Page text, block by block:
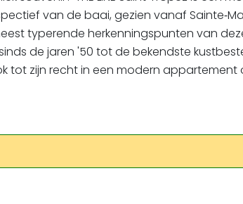
van de baai, gezien vanaf
typerende herkenningspunten van
de jaren '50 tot de bekendste
tot zijn recht in een modern